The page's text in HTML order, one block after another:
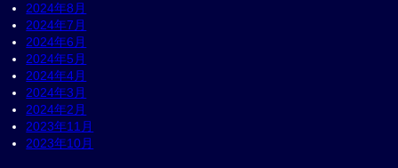
2024年8月
2024年7月
2024年6月
2024年5月
2024年4月
2024年3月
2024年2月
2023年11月
2023年10月